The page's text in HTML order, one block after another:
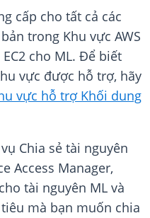
cấp cho tất cả các
trong Khu vực AWS
cho ML. Để biết
vực được hỗ trợ, hãy
vực hỗ trợ Khối dung
Chia sẻ tài nguyên
Access Manager,
tài nguyên ML và
mà bạn muốn chia